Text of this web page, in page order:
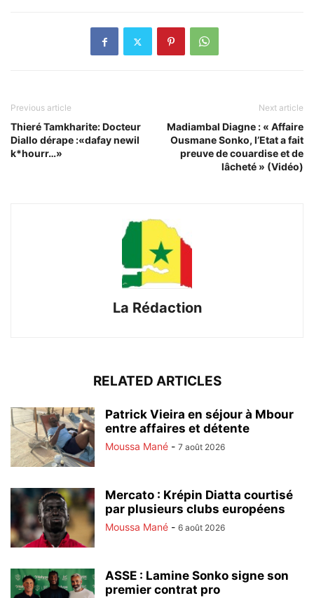
Previous article
Thieré Tamkharite: Docteur
Diallo dérape :«dafay newil
k*hourr…»
Next article
Madiambal Diagne : « Affaire
Ousmane Sonko, l’Etat a fait
preuve de couardise et de
lâcheté » (Vidéo)
La Rédaction
RELATED ARTICLES
Patrick Vieira en séjour à Mbour
entre affaires et détente
Moussa Mané - 7 août 2026
Mercato : Krépin Diatta courtisé
par plusieurs clubs européens
Moussa Mané - 6 août 2026
ASSE : Lamine Sonko signe son
premier contrat pro